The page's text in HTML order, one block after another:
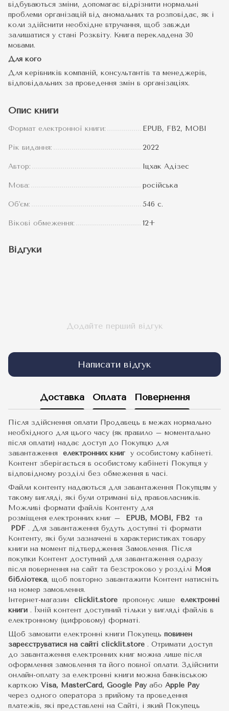
відбуваються зміни, допомагає відрізнити нормальні
проблеми організацій від аномальних та розповідає, як і
коли здійснити необхідне втручання, щоб завжди
залишатися у стані Розквіту. Книга перекладена 30
мовами.
Для кого
Для керівників компаній, консультантів та менеджерів,
відповідальних за проведення змін в організаціях.
Опис книги
Формат електронної книги: EPUB, FB2, MOBI
Рік видання: 2022
Автор: Іцхак Адізес
Мова: російська
Об'єм: 546 с.
Вікові обмеження: 12+
Відгуки
Додайте перший відгук
Написати відгук
Доставка Оплата Повернення
Після здійснення оплати Продавець в межах нормально
необхідного для цього часу (як правило – моментально
після оплати) надає доступ до Покупцю для
завантаження електронних книг у особистому кабінеті.
Контент зберігається в особистому кабінеті Покупця у
відповідному розділі без обмеження в часі.
Файли контенту надаються для завантаження Покупцям у
такому вигляді, які були отримані від правовласників.
Можливі формати файлів Контенту для
розміщеня електронних книг –
EPUB, MOBI, FB2 та
PDF . Для завантаження будуть доступні ті формати
Контенту, які були зазначені в характеристиках товару
книги на момент підтвердження Замовлення. Після
покупки Контент доступний для завантаження одразу
після повернення на сайт та безстроково у розділі Моя
бібліотека, щоб повторно завантажити Контент натисніть
на номер замовлення.
Інтернет-магазин clicklit.store пропонує лише електронні
книги . Їхній контент доступний тільки у вигляді файлів в
електронному (цифровому) форматі.
Щоб замовити електронні книги Покупець повинен
зареєструватися на сайті clicklit.store . Отримати доступ
до завантаження електронних книг можна лише після
оформлення замовлення та його повної оплати. Здійснити
онлайн-оплату за електронні книги можна банківською
карткою Visa, MasterCard, Google Pay або Apple Pay
через одного оператора з прийому та проведення
платежів, які представлені на Сайті, і який Покупець